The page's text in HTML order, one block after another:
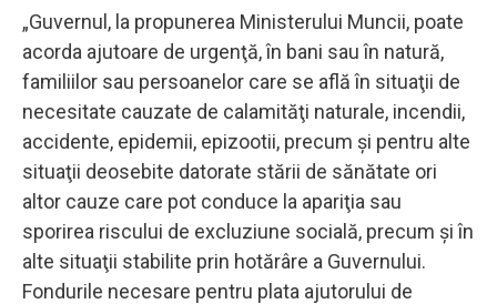
„Guvernul, la propunerea Ministerului Muncii, poate
acorda ajutoare de urgenţă, în bani sau în natură,
familiilor sau persoanelor care se află în situaţii de
necesitate cauzate de calamităţi naturale, incendii,
accidente, epidemii, epizootii, precum şi pentru alte
situaţii deosebite datorate stării de sănătate ori
altor cauze care pot conduce la apariţia sau
sporirea riscului de excluziune socială, precum şi în
alte situaţii stabilite prin hotărâre a Guvernului.
Fondurile necesare pentru plata ajutorului de